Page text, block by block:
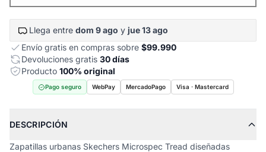
Llega entre dom 9 ago y jue 13 ago
Envío gratis en compras sobre $99.990
Devoluciones gratis 30 días
Producto 100% original
Pago seguro WebPay MercadoPago Visa · Mastercard
DESCRIPCIÓN
Zapatillas urbanas Skechers Microspec Tread diseñadas